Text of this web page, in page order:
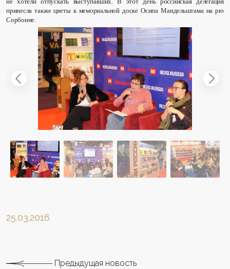
принесла также цветы к мемориальной доске Осипа Мандельштама на рю
Сорбонне.
25.03.2016
Предыдущая новость